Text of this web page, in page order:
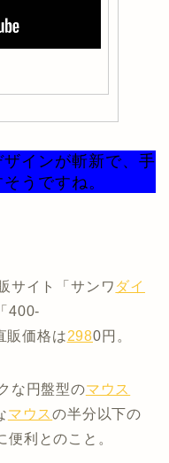
インが斬新で、手
うですね。
サイト「サンワ ダイ
「400-
販価格は2980円。
な円盤型のマウス
マウスの半分以下の
利とのこと。